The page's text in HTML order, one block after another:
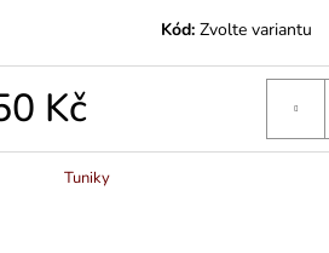
Kód: Zvolte variantu
Kč
Tuniky